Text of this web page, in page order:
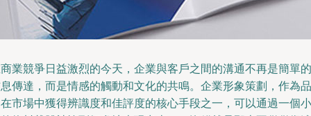
業競爭日益激烈的今天，企業與客戶之間的溝通不再是簡單的
傳達，而是情感的觸動和文化的共鳴。企業形象策劃，作為品
市場中獲得辨識度和佳評度的核心手段之一，可以通過一個小